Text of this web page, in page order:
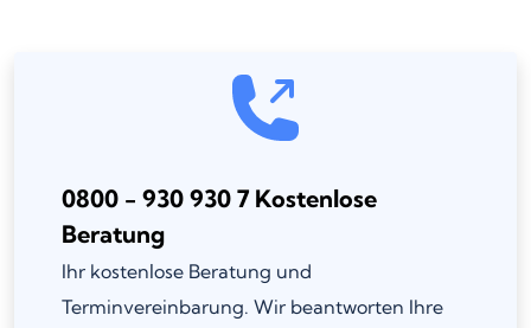
0800 - 930 930 7 Kostenlose
Beratung
Ihr kostenlose Beratung und
Terminvereinbarung. Wir beantworten Ihre